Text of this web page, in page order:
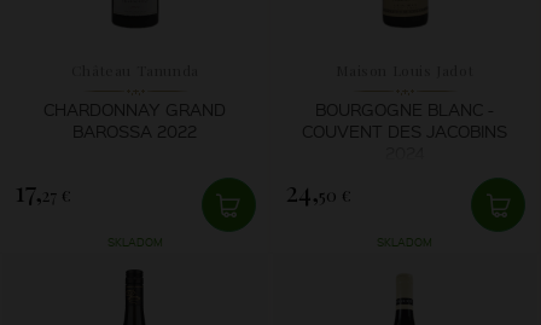
CHARDONNAY GRAND
BAROSSA 2022
17,27 €
SKLADOM
BOURGOGNE BLANC -
COUVENT DES JACOBINS
24,50 €
SKLADOM